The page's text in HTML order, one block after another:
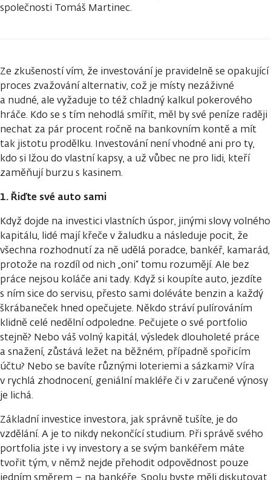
společnosti Tomáš Martinec.
Ze zkušeností vím, že investování je pravidelně se opakující
proces zvažování alternativ, což je místy nezáživné
a nudné, ale vyžaduje to též chladný kalkul pokerového
hráče. Kdo se s tím nehodlá smířit, měl by své peníze raději
nechat za pár procent ročně na bankovním kontě a mít
tak jistotu prodělku. Investování není vhodné ani pro ty,
kdo si lžou do vlastní kapsy, a už vůbec ne pro lidi, kteří
zaměňují burzu s kasinem.
1. Řiďte své auto sami
Když dojde na investici vlastních úspor, jinými slovy volného
kapitálu, lidé mají křeče v žaludku a následuje pocit, že
všechna rozhodnutí za ně udělá poradce, bankéř, kamarád,
protože na rozdíl od nich „oni“ tomu rozumějí. Ale bez
práce nejsou koláče ani tady. Když si koupíte auto, jezdíte
s ním sice do servisu, přesto sami doléváte benzin a každý
škrábaneček hned opečujete. Někdo stráví pulírováním
klidně celé nedělní odpoledne. Pečujete o své portfolio
stejně? Nebo váš volný kapitál, výsledek dlouholeté práce
a snažení, zůstává ležet na běžném, případně spořicím
účtu? Nebo se bavíte různými loteriemi a sázkami? Víra
v rychlá zhodnocení, geniální makléře či v zaručené výnosy
je lichá.
Základní investice investora, jak správně tušíte, je do
vzdělání. A je to nikdy nekončící studium. Při správě svého
portfolia jste i vy investory a se svým bankéřem máte
tvořit tým, v němž nejde přehodit odpovědnost pouze
jedním směrem – na bankéře. Spolu byste měli diskutovat